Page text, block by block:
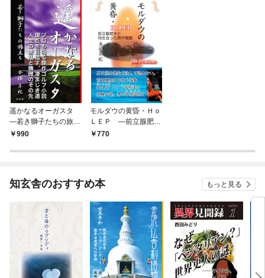
遥かなるオーガスタ
―若き獅子たちの旅立
ち990
モルダウの黄昏・Ｈｏ
ＬＥＰ ―前立腺肥大
と向き合った男の物語
770
知玄舎のおすすめ本 もっと見る